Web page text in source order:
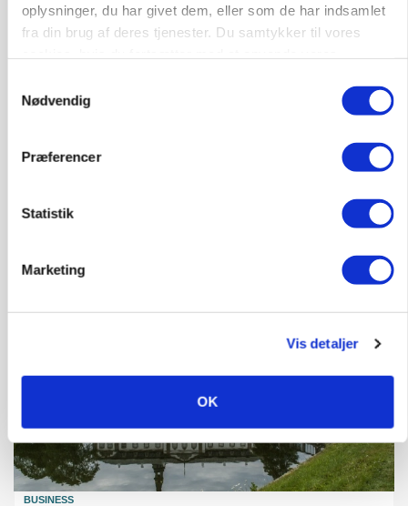
oplysninger, du har givet dem, eller som de har indsamlet
fra din brug af deres tjenester. Du samtykker til vores
Nødvendig
Præferencer
Statistik
Marketing
Vis detaljer
OK
9670, Løgstør 03. aug.
BUSINESS